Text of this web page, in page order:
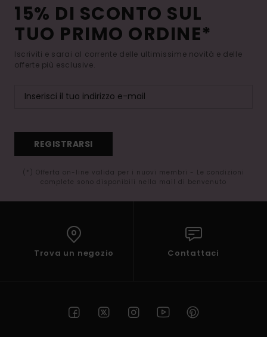
15% DI SCONTO SUL
TUO PRIMO ORDINE*
Iscriviti e sarai al corrente delle ultimissime novità e delle
offerte più esclusive.
REGISTRARSI
(*) Offerta on-line valida per i nuovi membri - Le condizioni
complete sono disponibili nella mail di benvenuto
Trova un negozio Contattaci